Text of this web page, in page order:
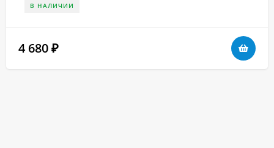
В НАЛИЧИИ
4 680 ₽